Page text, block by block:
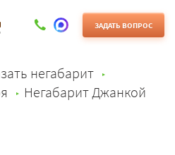
ЗАДАТЬ ВОПРОС
негабарит
Негабарит Джанкой